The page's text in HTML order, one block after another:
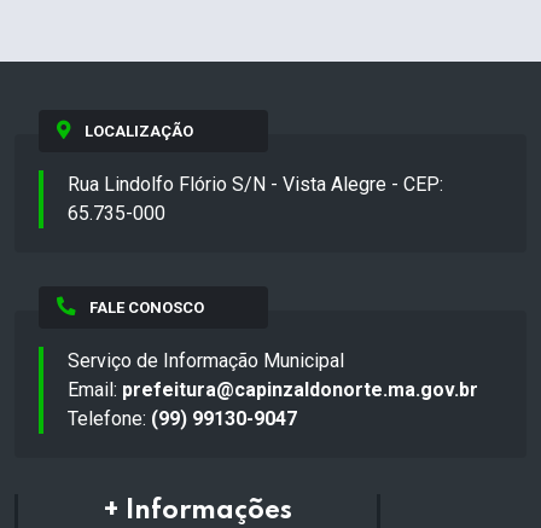
LOCALIZAÇÃO
Rua Lindolfo Flório S/N - Vista Alegre - CEP:
65.735-000
FALE CONOSCO
Serviço de Informação Municipal
Email: prefeitura@capinzaldonorte.ma.gov.br
Telefone: (99) 99130-9047
+ Informações